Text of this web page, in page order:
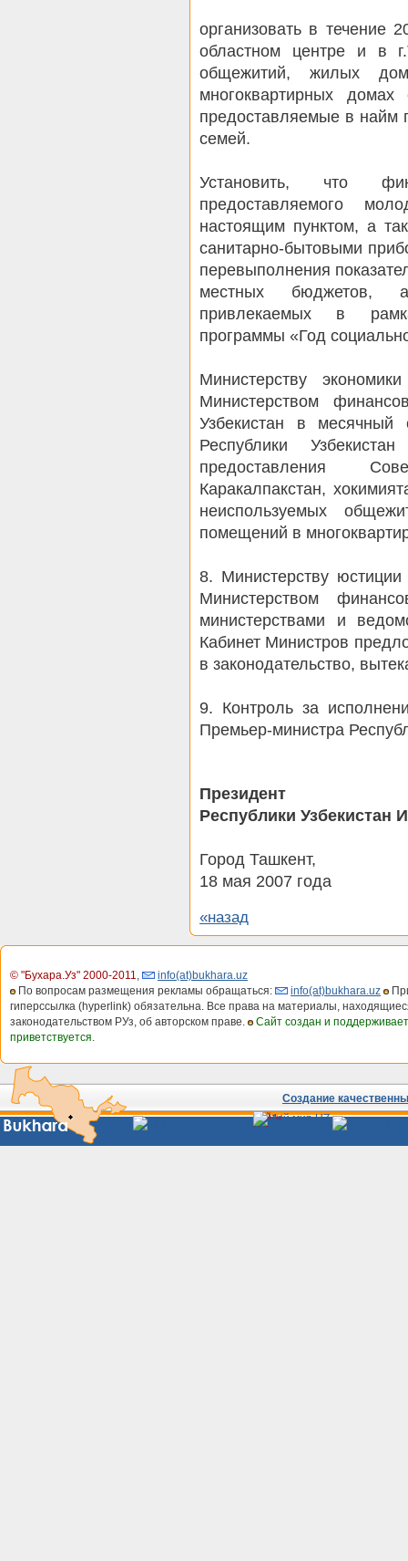
организовать в течение
областном центре и в
общежитий, жилых
многоквартирных
предоставляемые в найм
семей.
Установить, что
предоставляемого
настоящим пунктом, а
санитарно-бытовыми
перевыполнения
местных бюджетов,
привлекаемых в
программы «Год
Министерству
Министерством
Узбекистан в месячный
Республики
предоставления
Каракалпакстан,
неиспользуемых
помещений в
8. Министерству юстиции
Министерством
министерствами и
Кабинет Министров
в законодательство,
9. Контроль за
Премьер-министра
Президент
Республики Узбекистан
Город Ташкент,
18 мая 2007 года
«назад
© "Бухара.Уз" 2000-2011
info(at)bukhara.uz
По вопросам размещения рекламы обращаться:
info(at)bukhara.uz
гиперссылка (hyperlink) обязательна. Все права на материалы,
законодательством РУз, об авторском праве.
Сайт создан и
приветствуется.
Создание
Сайты
Узбекистана